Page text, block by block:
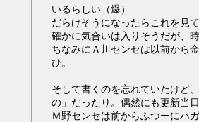
いるらしい（爆）
だらけそうになったらこれを見
確かに気合いは入りそうだが、
ちなみにＡ川センセは以前から
ひ。
そして書くのを忘れていたけど
の」だったり。偶然にも更新当
Ｍ野センセは前からふつーにハ